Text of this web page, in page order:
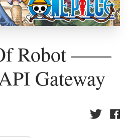
Robot ——
Gateway